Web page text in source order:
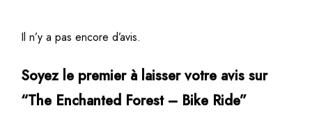
Il n’y a pas encore d’avis.
Soyez le premier à laisser votre avis sur
“The Enchanted Forest – Bike Ride”